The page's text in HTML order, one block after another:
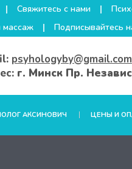
Свяжитесь с нами
массаж Подписывайтесь
psyhologyby@gmail.com
г. Минск Пр.
АКСИНОВИЧ ЦЕНЫ И